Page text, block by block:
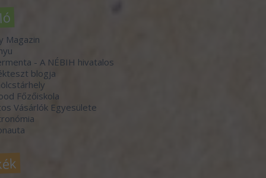
Magazin
- A NÉBIH hivatalos
blogja
Főzőiskola
Vásárlók Egyesülete